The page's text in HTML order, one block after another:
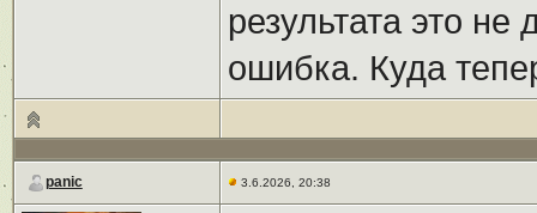
результата это
ошибка. Куда
panic 3.6.2026, 20:38